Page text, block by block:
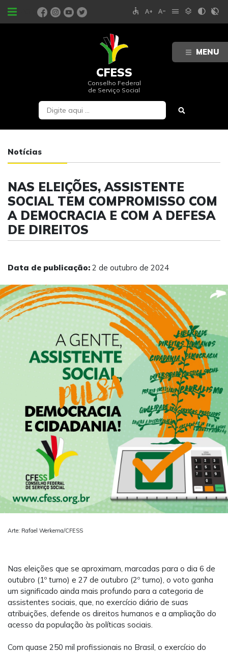
MENU
PORTAIS accessible text_increase text_decrease menu layers contrast contrast_rtl_off
CFESS
Conselho Federal
de Serviço Social
Notícias
NAS ELEIÇÕES, ASSISTENTE
SOCIAL TEM COMPROMISSO COM
A DEMOCRACIA E COM A DEFESA
DE DIREITOS
Data de publicação: 2 de outubro de 2024
Arte: Rafael Werkema/CFESS
Nas eleições que se aproximam, marcadas para o dia 6 de
outubro (1º turno) e 27 de outubro (2º turno), o voto ganha
um significado ainda mais profundo para a categoria de
assistentes sociais, que, no exercício diário de suas
atribuições, defende os direitos humanos e a ampliação do
acesso da população às políticas sociais.
Com quase 250 mil profissionais no Brasil, o exercício do